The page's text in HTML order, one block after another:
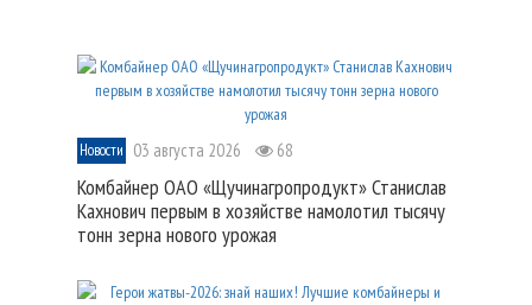
Новости 03 августа 2026 68
Комбайнер ОАО «Щучинагропродукт» Станислав
Кахнович первым в хозяйстве намолотил тысячу
тонн зерна нового урожая